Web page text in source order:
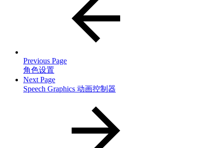
Previous Page
角色设置
Next Page
Speech Graphics 动画控制器